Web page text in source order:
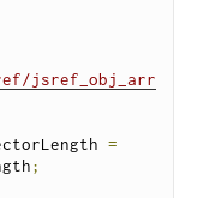
jsref_obj_arr
=
;